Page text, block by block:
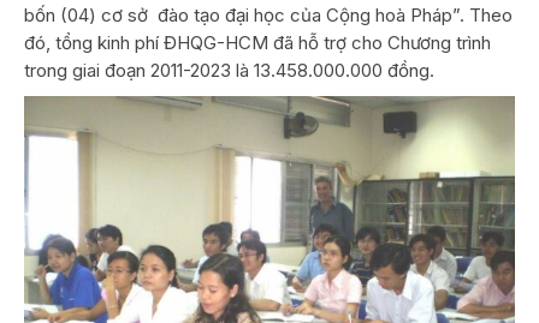
bốn (04) cơ sở đào tạo đại học của Cộng hoà Pháp”. Theo
đó, tổng kinh phí ĐHQG-HCM đã hỗ trợ cho Chương trình
trong giai đoạn 2011-2023 là 13.458.000.000 đồng.